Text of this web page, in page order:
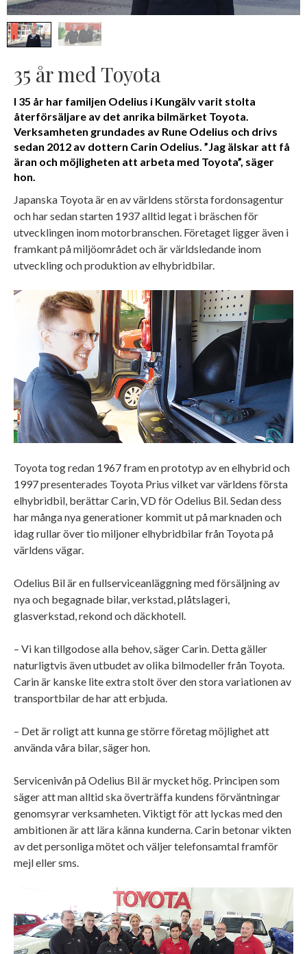
35 år med Toyota
I 35 år har familjen Odelius i Kungälv varit stolta
återförsäljare av det anrika bilmärket Toyota.
Verksamheten grundades av Rune Odelius och drivs
sedan 2012 av dottern Carin Odelius. ”Jag älskar att få
äran och möjligheten att arbeta med Toyota”, säger
hon.
Japanska Toyota är en av världens största fordonsagentur
och har sedan starten 1937 alltid legat i bräschen för
utvecklingen inom motorbranschen. Företaget ligger även i
framkant på miljöområdet och är världsledande inom
utveckling och produktion av elhybridbilar.
Toyota tog redan 1967 fram en prototyp av en elhybrid och
1997 presenterades Toyota Prius vilket var världens första
elhybridbil, berättar Carin, VD för Odelius Bil. Sedan dess
har många nya generationer kommit ut på marknaden och
idag rullar över tio miljoner elhybridbilar från Toyota på
världens vägar.
Odelius Bil är en fullserviceanläggning med försäljning av
nya och begagnade bilar, verkstad, plåtslageri,
glasverkstad, rekond och däckhotell.
– Vi kan tillgodose alla behov, säger Carin. Detta gäller
naturligtvis även utbudet av olika bilmodeller från Toyota.
Carin är kanske lite extra stolt över den stora variationen av
transportbilar de har att erbjuda.
– Det är roligt att kunna ge större företag möjlighet att
använda våra bilar, säger hon.
Servicenivån på Odelius Bil är mycket hög. Principen som
säger att man alltid ska överträffa kundens förväntningar
genomsyrar verksamheten. Viktigt för att lyckas med den
ambitionen är att lära känna kunderna. Carin betonar vikten
av det personliga mötet och väljer telefonsamtal framför
mejl eller sms.